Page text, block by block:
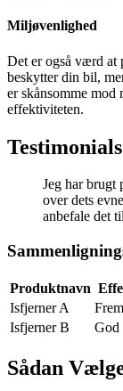
Miljøvenlighed
Det er også værd at
beskytter din bil,
er skånsomme mod
effektiviteten.
Jeg har brugt
over dets
anbefale det
Produktnavn
Isfjerner A
Isfjerner B
God
Sådan